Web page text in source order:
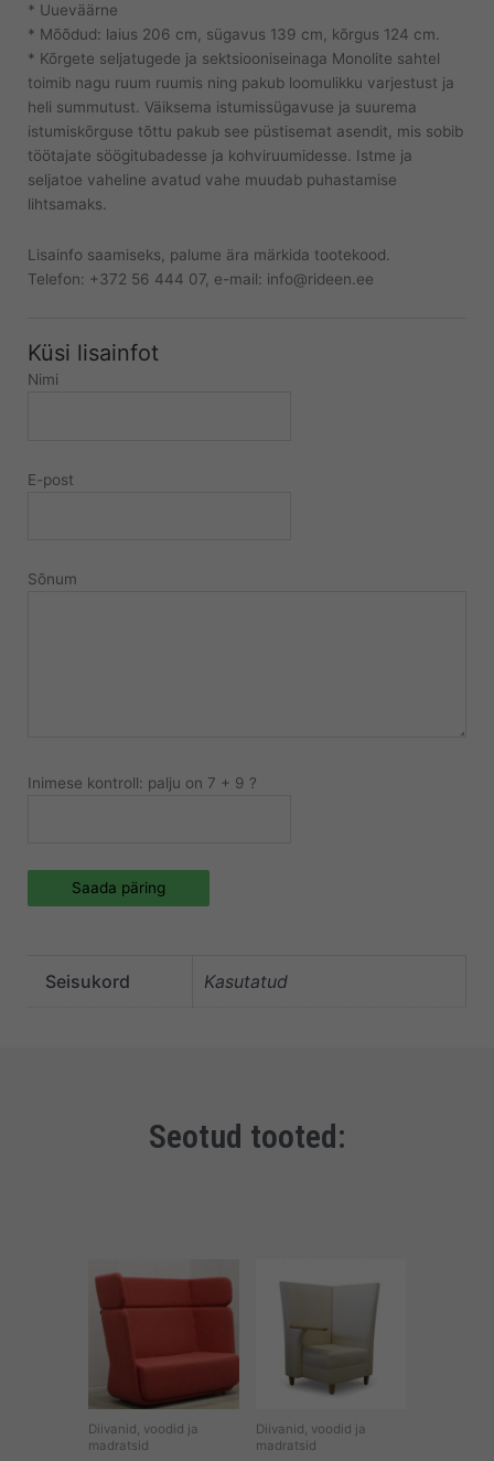
* Uueväärne
* Mõõdud: laius 206 cm, sügavus 139 cm, kõrgus 124 cm.
* Kõrgete seljatugede ja sektsiooniseinaga Monolite sahtel
toimib nagu ruum ruumis ning pakub loomulikku varjestust ja
heli summutust. Väiksema istumissügavuse ja suurema
istumiskõrguse tõttu pakub see püstisemat asendit, mis sobib
töötajate söögitubadesse ja kohviruumidesse. Istme ja
seljatoe vaheline avatud vahe muudab puhastamise
lihtsamaks.
Lisainfo saamiseks, palume ära märkida tootekood.
Telefon: +372 56 444 07, e-mail: info@rideen.ee
Küsi lisainfot
Nimi
E-post
Sõnum
Inimese kontroll: palju on 7 + 9 ?
Saada päring
Seisukord Kasutatud
Seotud tooted:
Diivanid, voodid ja
madratsid
Diivanid, voodid ja
madratsid